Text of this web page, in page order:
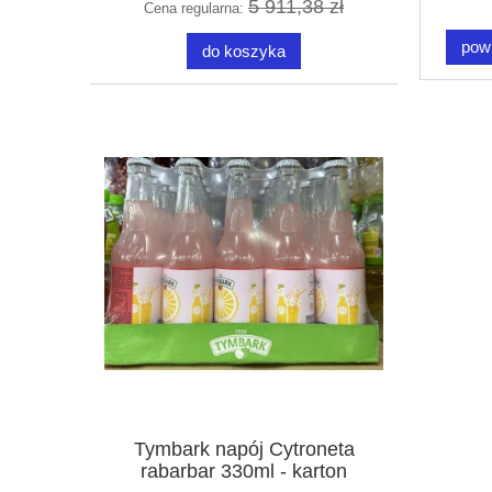
Cena regularna: 5 911,38 zł
do koszyka
Tymbark napój Cytroneta
rabarbar 330ml - karton